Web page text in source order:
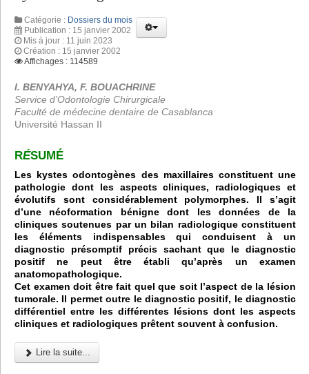
Catégorie : Dossiers du mois
Publication : 15 janvier 2002
Mis à jour : 11 juin 2023
Création : 15 janvier 2002
Affichages : 114589
I. BENYAHYA, F. BOUACHRINE
Service d’Odontologie Chirurgicale
Faculté de médecine dentaire de Casablanca
Université Hassan II
RÉSUMÉ
Les kystes odontogènes des maxillaires constituent une
pathologie dont les aspects cliniques, radiologiques et
évolutifs sont considérablement polymorphes. Il s’agit
d’une néoformation bénigne dont les données de la
cliniques soutenues par un bilan radiologique constituent
les éléments indispensables qui conduisent à un
diagnostic présomptif précis sachant que le diagnostic
positif ne peut être établi qu’après un examen
anatomopathologique.
Cet examen doit être fait quel que soit l’aspect de la lésion
tumorale. Il permet outre le diagnostic positif, le diagnostic
différentiel entre les différentes lésions dont les aspects
cliniques et radiologiques prêtent souvent à confusion.
Lire la suite...